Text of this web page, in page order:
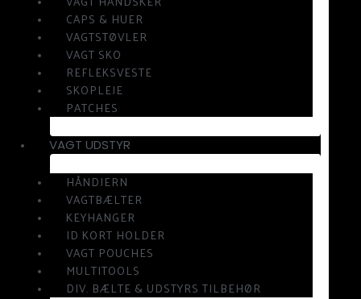
CAPS & HUER
VAGTSTØVLER
VAGT SKO
REFLEKSVESTE
SKOPLEJE
PATCHES
VAGT UDSTYR
HÅNDJERN
VAGTBÆLTER
KEYHANGER
ID KORT HOLDER
VAGT POUCHES
MULTITOOLS
DIV. BÆLTE & UDSTYRS TILBEHØR